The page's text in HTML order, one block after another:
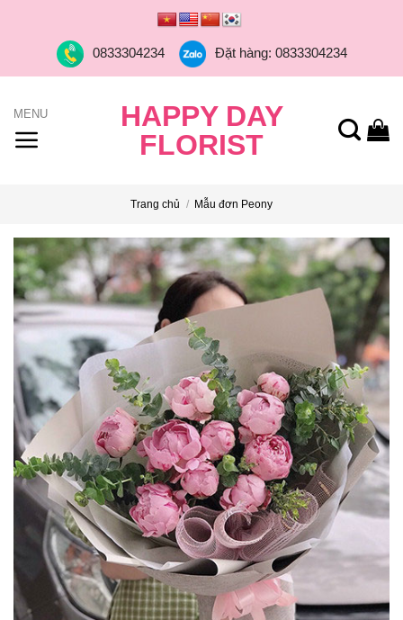
0833304234 Đặt hàng: 0833304234
HAPPY DAY
FLORIST
Trang chủ / Mẫu đơn Peony